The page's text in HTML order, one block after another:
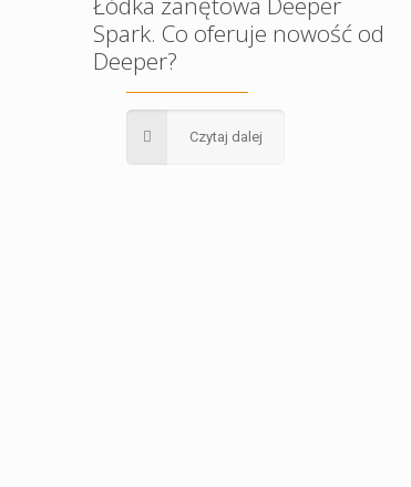
Spark. Co oferuje nowość od
Deeper?
Czytaj dalej